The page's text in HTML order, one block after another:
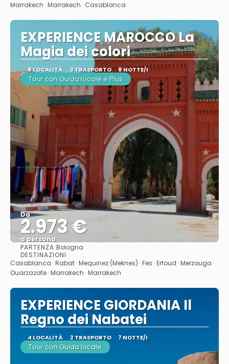
Marrakech · Marrakech · Casablanca
EXPERIENCE MAROCCO La
Magia dei colori
8 LOCALITÀ 3 TRASPORTO 8 NOTTE/I
Tour con Guida locale e Plus
Da
2.973 €
a persona
PARTENZA:Bologna
DESTINAZIONI
Casablanca · Rabat · Mequinez (Meknes) · Fes · Erfoud · Merzouga ·
Ouarzazate · Marrakech · Marrakech
EXPERIENCE GIORDANIA Il
Regno dei Nabatei
4 LOCALITÀ 2 TRASPORTO 7 NOTTE/I
Tour con Guida locale